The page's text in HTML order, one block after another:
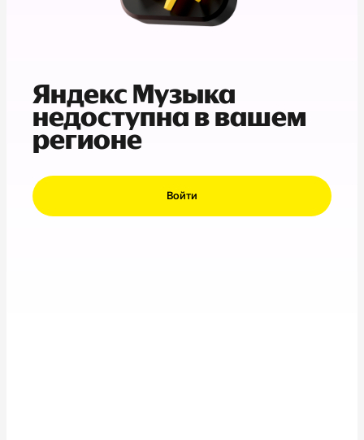
Яндекс Музыка
недоступна в вашем
регионе
Войти